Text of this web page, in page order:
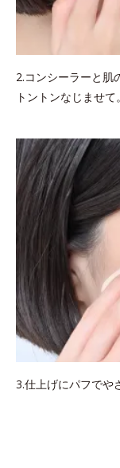
2.コンシーラーと肌
トントンなじませて。
3.仕上げにパフでや